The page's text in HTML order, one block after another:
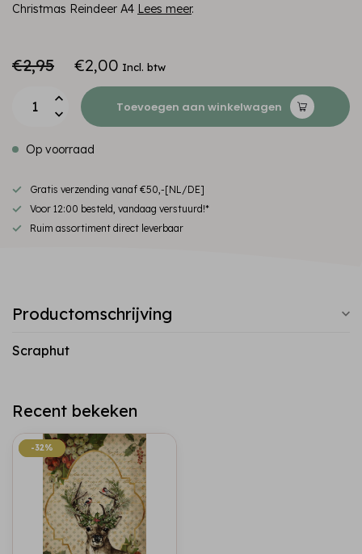
Christmas Reindeer A4 Lees meer.
€2,95 €2,00 Incl. btw
Toevoegen aan winkelwagen
Op voorraad
Gratis verzending vanaf €50,-[NL/DE]
Voor 12:00 besteld, vandaag verstuurd!*
Ruim assortiment direct leverbaar
Productomschrijving
Scraphut
Recent bekeken
-32%
-32%